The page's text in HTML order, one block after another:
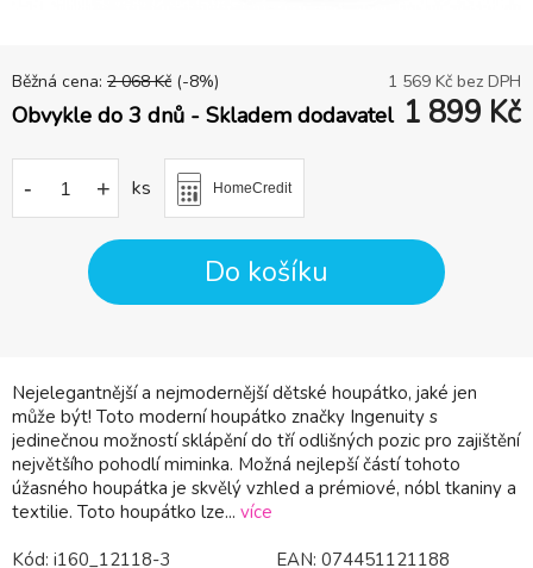
Nejelegantnější a nejmodernější dětské houpátko, jaké jen
může být! Toto moderní houpátko značky Ingenuity s
jedinečnou možností sklápění do tří odlišných pozic pro zajištění
největšího pohodlí miminka. Možná nejlepší částí tohoto
úžasného houpátka je skvělý vzhled a prémiové, nóbl tkaniny a
textilie. Toto houpátko lze... více
Běžná cena: 2 068 Kč (-8%) 1 569 Kč bez DPH
Obvykle do 3 dnů - Skladem dodavatel 1 899 Kč
- + ks HomeCredit
Do košíku
Kód: i160_12118-3 EAN: 074451121188